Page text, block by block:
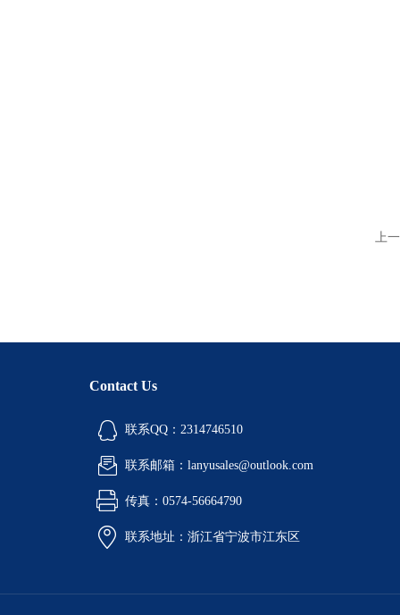
上
Contact Us
联系QQ：2314746510
联系邮箱：lanyusales@outlook.com
传真：0574-56664790
联系地址：浙江省宁波市江东区